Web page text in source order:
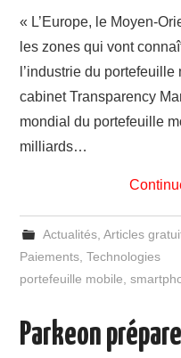
« L’Europe, le Moyen-
les zones qui vont
l’industrie du
cabinet Transparency
mondial du portefeuille
milliards…
Actualités, Articles
Paiements ,Technologies
portefeuille mobile ,
Parkeon